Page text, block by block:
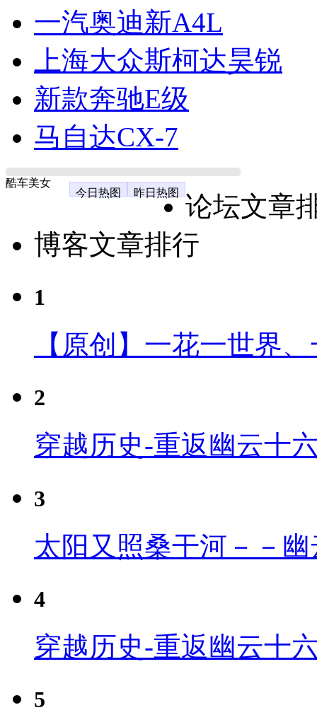
一汽奥迪新A4L
上海大众斯柯达昊锐
新款奔驰E级
马自达CX-7
酷车美女
今日热图
昨日热图
论坛文章
博客文章排行
1
【原创】一花一世界
2
穿越历史-重返幽云十
3
太阳又照桑干河－－
4
穿越历史-重返幽云十
5